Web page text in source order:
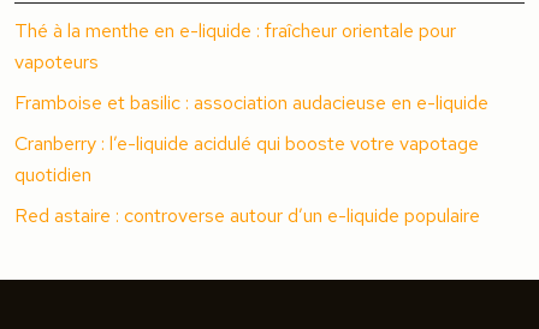
Thé à la menthe en e-liquide : fraîcheur orientale pour
vapoteurs
Framboise et basilic : association audacieuse en e-liquide
Cranberry : l’e-liquide acidulé qui booste votre vapotage
quotidien
Red astaire : controverse autour d’un e-liquide populaire